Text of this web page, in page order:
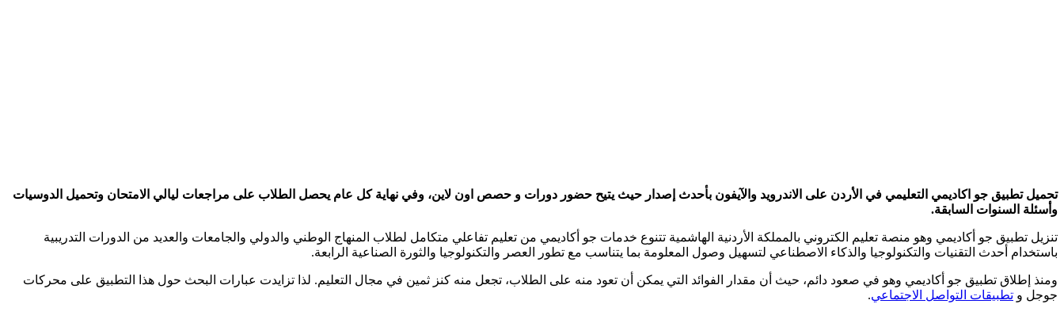
تحميل تطبيق جو اكاديمي التعليمي في الأردن على الاندرويد والآيفون بأحدث إصدار حيث يتيح حضور دورات و حصص اون لاين، وفي نهاية كل عام يحصل الطلاب على مراجعات ليالي الامتحان وتحميل الدوسيات
وأسئلة السنوات السابقة.
تنزيل تطبيق جو أكاديمي وهو منصة تعليم الكتروني بالمملكة الأردنية الهاشمية تتنوع خدمات جو أكاديمي من تعليم تفاعلي متكامل لطلاب المنهاج الوطني والدولي والجامعات والعديد من الدورات التدريبية
باستخدام أحدث التقنيات والتكنولوجيا والذكاء الاصطناعي لتسهيل وصول المعلومة بما يتناسب مع تطور العصر والتكنولوجيا والثورة الصناعية الرابعة.
ومنذ إطلاق تطبيق جو أكاديمي وهو في صعود دائم، حيث أن مقدار الفوائد التي يمكن أن تعود منه على الطلاب، تجعل منه كنز ثمين في مجال التعليم. لذا تزايدت عبارات البحث حول هذا التطبيق على محركات
جوجل و تطبيقات التواصل الاجتماعي.